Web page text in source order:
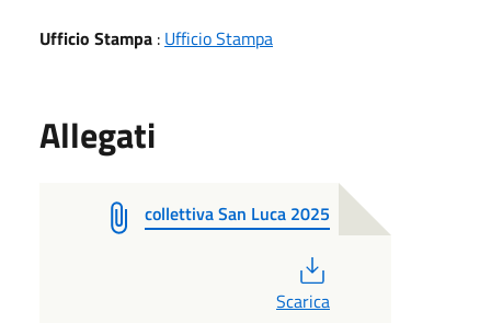
Ufficio Stampa : Ufficio Stampa
Allegati
collettiva San Luca 2025
Scarica